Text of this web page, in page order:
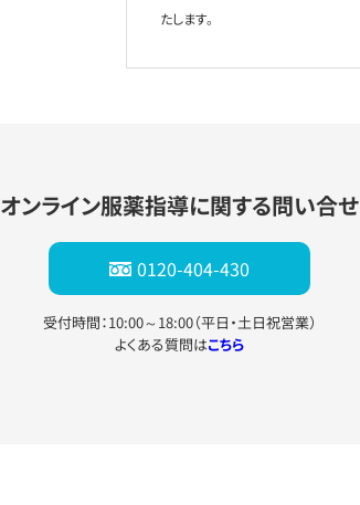
たします。
オンライン服薬指導に関する問い合せ
0120-404-430
受付時間：10:00～18:00（平日・土日祝営業）
よくある質問はこちら